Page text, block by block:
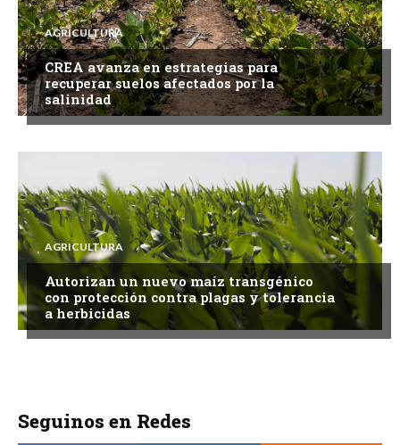
AGRICULTURA
CREA avanza en estrategias para
recuperar suelos afectados por la
salinidad
AGRICULTURA
Autorizan un nuevo maíz transgénico
con protección contra plagas y tolerancia
a herbicidas
Seguinos en Redes